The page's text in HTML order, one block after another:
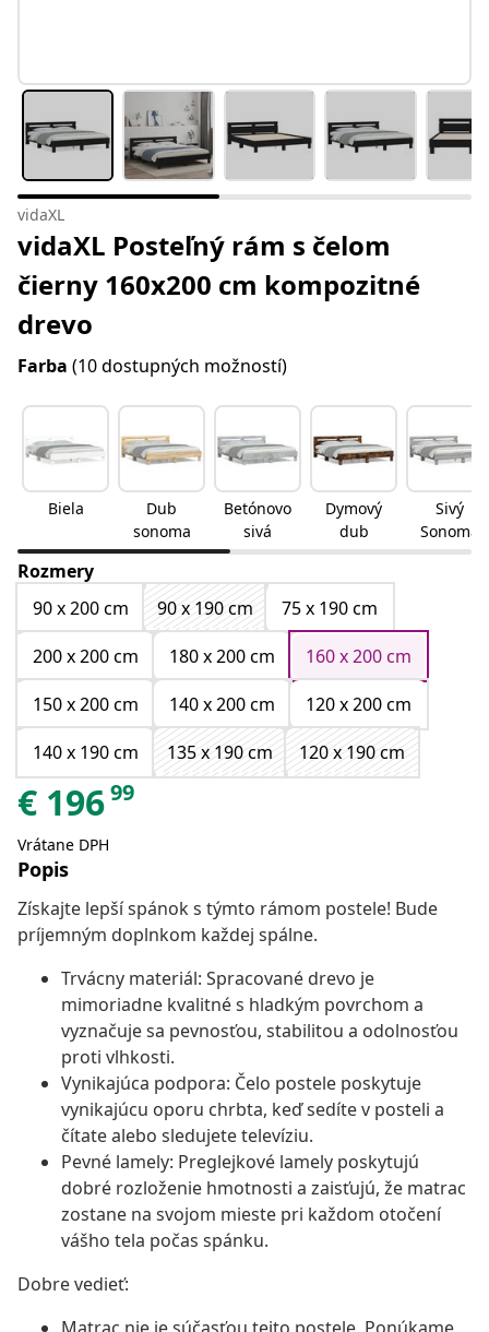
vidaXL
vidaXL Posteľný rám s čelom
čierny 160x200 cm kompozitné
drevo
Farba (10 dostupných možností)
Biela
Dub
sonoma
Betónovo
sivá
Dymový
dub
Sivý
Sonoma
Rozmery
90 x 200 cm
90 x 190 cm
75 x 190 cm
200 x 200 cm
180 x 200 cm
160 x 200 cm
150 x 200 cm
140 x 200 cm
120 x 200 cm
140 x 190 cm
135 x 190 cm 120 x 190 cm
€ 19699
Vrátane DPH
Popis
Získajte lepší spánok s týmto rámom postele! Bude
príjemným doplnkom každej spálne.
Trvácny materiál: Spracované drevo je
mimoriadne kvalitné s hladkým povrchom a
vyznačuje sa pevnosťou, stabilitou a odolnosťou
proti vlhkosti.
Vynikajúca podpora: Čelo postele poskytuje
vynikajúcu oporu chrbta, keď sedíte v posteli a
čítate alebo sledujete televíziu.
Pevné lamely: Preglejkové lamely poskytujú
dobré rozloženie hmotnosti a zaisťujú, že matrac
zostane na svojom mieste pri každom otočení
vášho tela počas spánku.
Dobre vedieť: